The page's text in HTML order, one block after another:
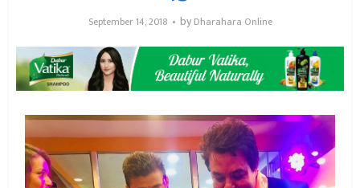
September 14, 2018 by Dharahara Online